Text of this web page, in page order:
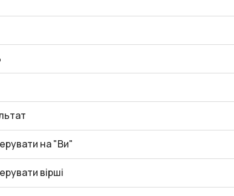
на "Ви"
вірші